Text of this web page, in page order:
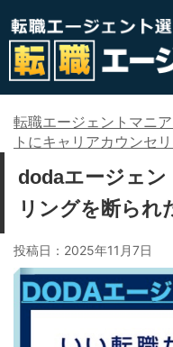
転職エージェントマニ
トにキャリアカウンセ
dodaエージェ
リングを断られ
投稿日： 2025年11月7日